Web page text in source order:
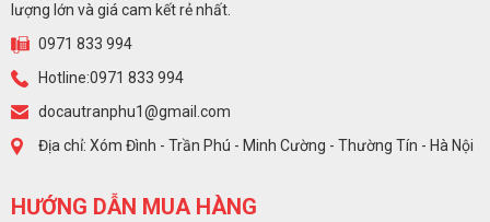
lượng lớn và giá cam kết rẻ nhất.
0971 833 994
Hotline:0971 833 994
docautranphu1@gmail.com
Địa chỉ: Xóm Đình - Trần Phú - Minh Cường - Thường Tín - Hà Nội
HƯỚNG DẪN MUA HÀNG